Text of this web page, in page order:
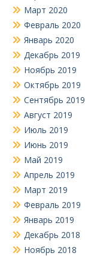
Март 2020
Февраль 2020
Январь 2020
Декабрь 2019
Ноябрь 2019
Октябрь 2019
Сентябрь 2019
Август 2019
Июль 2019
Июнь 2019
Май 2019
Апрель 2019
Март 2019
Февраль 2019
Январь 2019
Декабрь 2018
Ноябрь 2018